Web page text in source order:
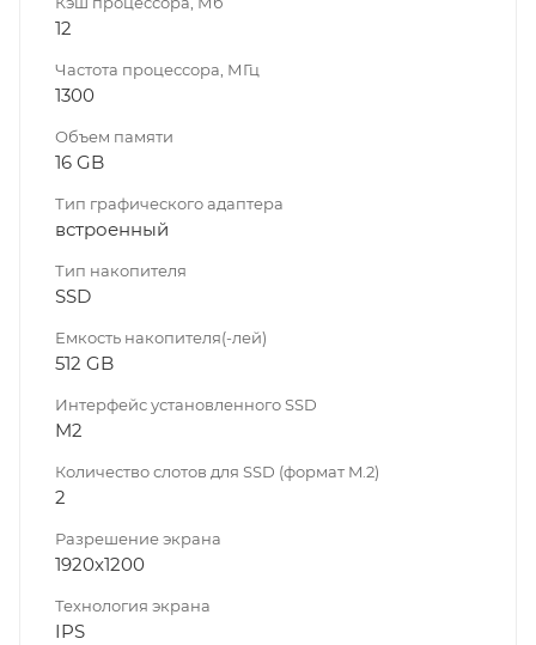
12
Частота процессора, МГц
1300
Объем памяти
16 GB
Тип графического адаптера
встроенный
Тип накопителя
SSD
Емкость накопителя(-лей)
512 GB
Интерфейс установленного SSD
M2
Количество слотов для SSD (формат M.2)
2
Разрешение экрана
1920x1200
Технология экрана
IPS